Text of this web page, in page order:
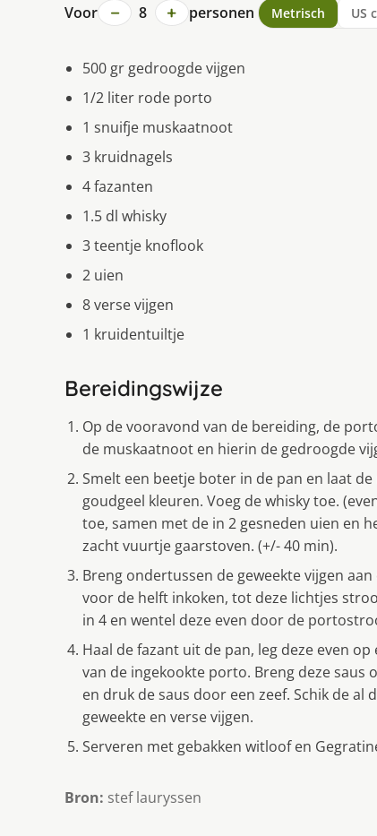
Voor − 8 + personen Metrisch US
500 gr gedroogde vijgen
1/2 liter rode porto
1 snuifje muskaatnoot
3 kruidnagels
4 fazanten
1.5 dl whisky
3 teentje knoflook
2 uien
8 verse vijgen
1 kruidentuiltje
Bereidingswijze
Op de vooravond van de bereiding, de
de muskaatnoot en hierin de gedroogde
Smelt een beetje boter in de pan en laat
goudgeel kleuren. Voeg de whisky toe.
toe, samen met de in 2 gesneden uien en
zacht vuurtje gaarstoven. (+/- 40 min).
Breng ondertussen de geweekte vijgen
voor de helft inkoken, tot deze lichtjes
in 4 en wentel deze even door de
Haal de fazant uit de pan, leg deze even
van de ingekookte porto. Breng deze saus
en druk de saus door een zeef. Schik de
geweekte en verse vijgen.
Serveren met gebakken witloof en
Bron: stef lauryssen